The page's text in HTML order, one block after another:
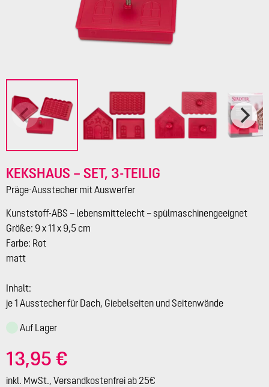
KEKSHAUS – SET, 3-TEILIG
Präge-Ausstecher mit Auswerfer
Kunststoff-ABS – lebensmittelecht – spülmaschinengeeignet
Größe: 9 x 11 x 9,5 cm
Farbe: Rot
matt
Inhalt:
je 1 Ausstecher für Dach, Giebelseiten und Seitenwände
Auf Lager
13,95 €
inkl. MwSt., Versandkostenfrei ab 25€